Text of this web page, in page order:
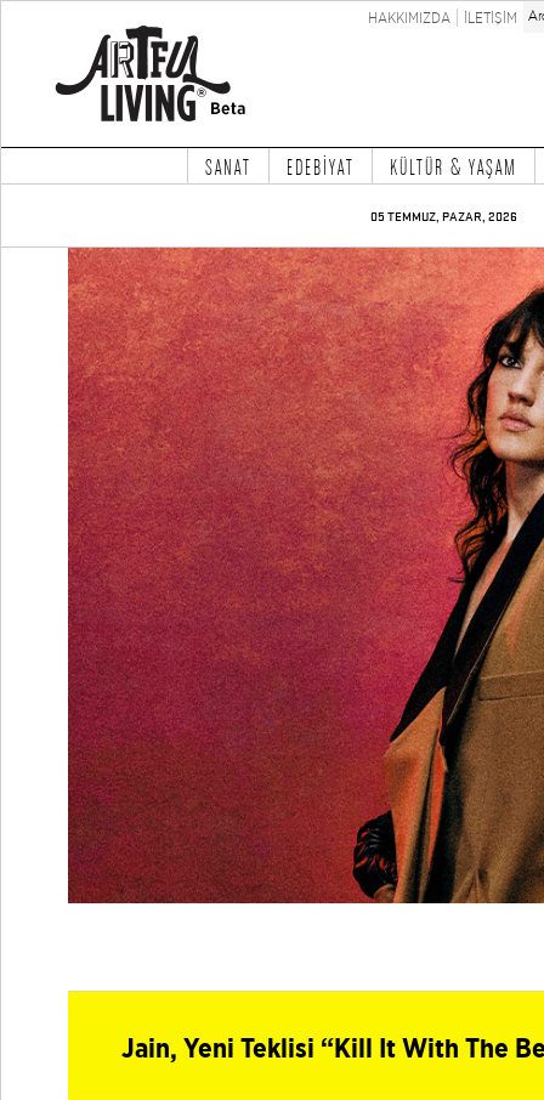
HAKKIMIZDA İLETİŞİM
SANAT EDEBİYAT KÜLTÜR & YAŞAM
05 TEMMUZ, PAZAR, 2026
Jain, Yeni Teklisi “Kill It With The